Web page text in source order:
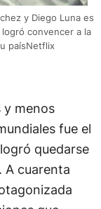
y Diego Luna es
convencer a la
paísNetflix
y menos
fue el
quedarse
A cuarenta